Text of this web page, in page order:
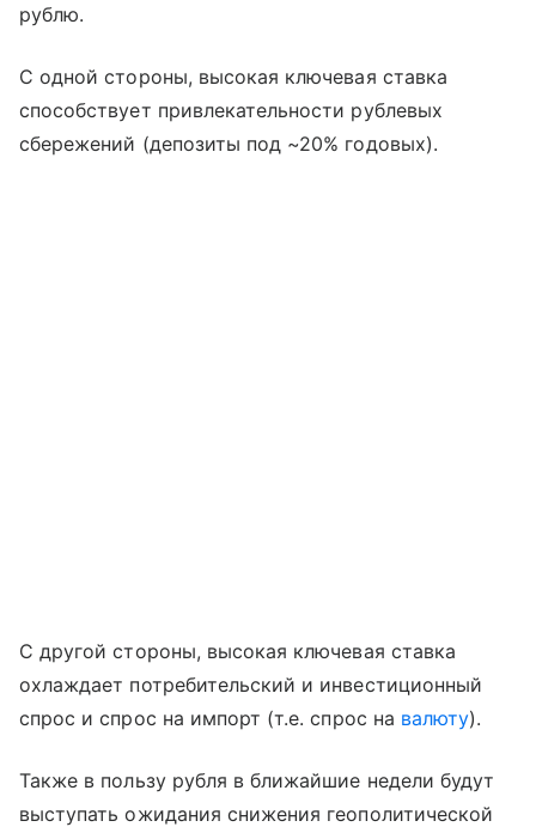
рублю.
С одной стороны, высокая ключевая ставка
способствует привлекательности рублевых
сбережений (депозиты под ~20% годовых).
С другой стороны, высокая ключевая ставка
охлаждает потребительский и инвестиционный
спрос и спрос на импорт (т.е. спрос на валюту).
Также в пользу рубля в ближайшие недели будут
выступать ожидания снижения геополитической